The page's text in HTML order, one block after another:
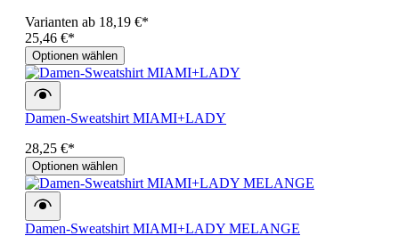
Varianten ab 18,19 €*
25,46 €*
Optionen wählen
Damen-Sweatshirt MIAMI+LADY
28,25 €*
Optionen wählen
Damen-Sweatshirt MIAMI+LADY MELANGE